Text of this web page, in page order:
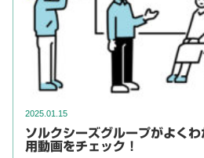
2025.01.15
ソルクシーズグループがよく
用動画をチェック！